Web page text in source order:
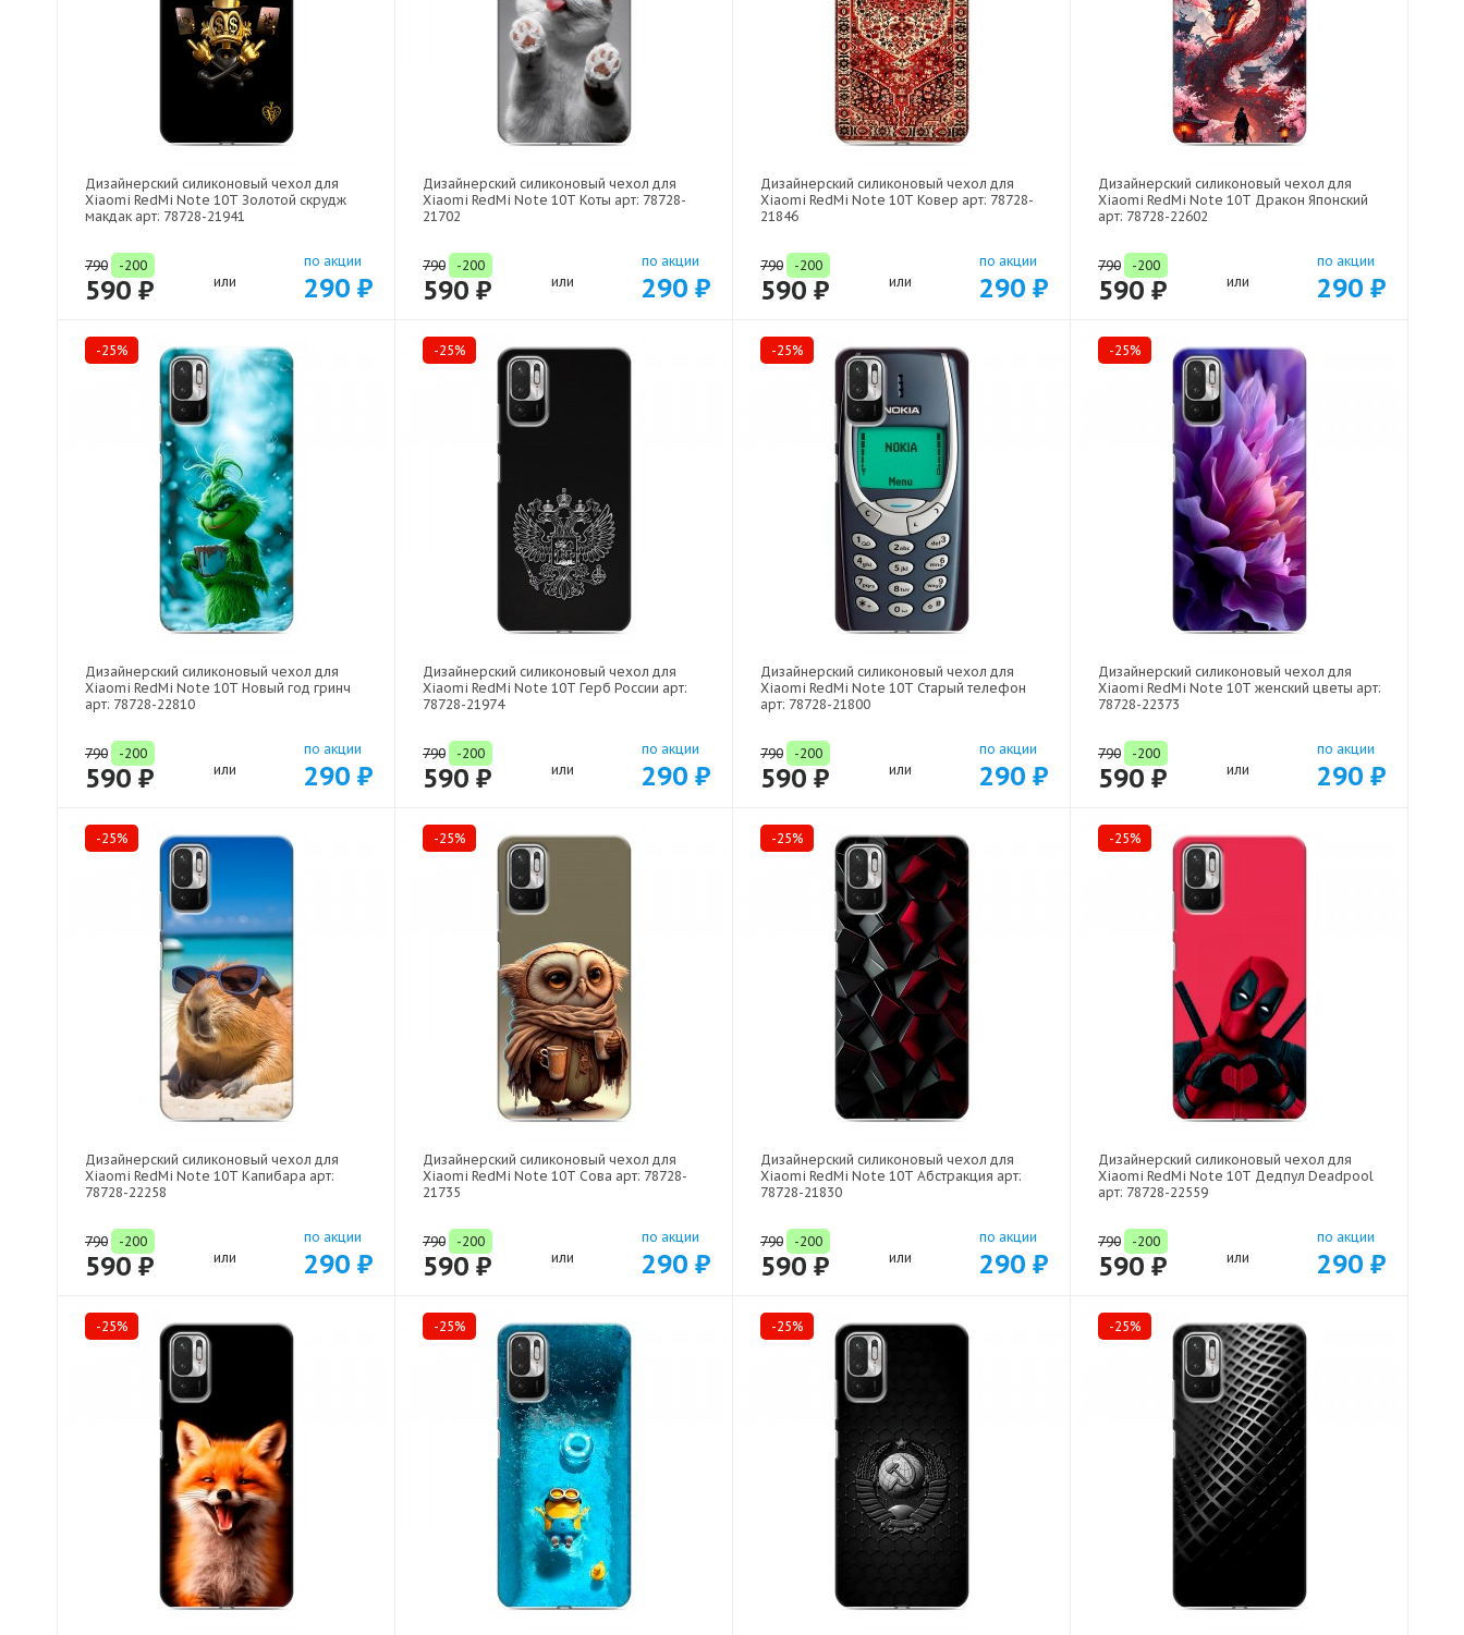
Дизайнерский силиконовый чехол для
Xiaomi RedMi Note 10T Золотой скрудж
макдак арт: 78728-21941
790 -200
590 ₽ или
по акции
290 ₽
Дизайнерский силиконовый чехол для
Xiaomi RedMi Note 10T Коты арт: 78728-
21702
790 -200
590 ₽ или
по акции
290 ₽
Дизайнерский силиконовый чехол для
Xiaomi RedMi Note 10T Ковер арт: 78728-
21846
790 -200
590 ₽ или
по акции
290 ₽
Дизайнерский силиконовый чехол для
Xiaomi RedMi Note 10T Дракон Японский
арт: 78728-22602
790 -200
590 ₽ или
по акции
290 ₽
-25%
Дизайнерский силиконовый чехол для
Xiaomi RedMi Note 10T Новый год гринч
арт: 78728-22810
790 -200
590 ₽ или
по акции
290 ₽
-25%
Дизайнерский силиконовый чехол для
Xiaomi RedMi Note 10T Герб России арт:
78728-21974
790 -200
590 ₽ или
по акции
290 ₽
-25%
Дизайнерский силиконовый чехол для
Xiaomi RedMi Note 10T Старый телефон
арт: 78728-21800
790 -200
590 ₽ или
по акции
290 ₽
-25%
Дизайнерский силиконовый чехол для
Xiaomi RedMi Note 10T женский цветы арт:
78728-22373
790 -200
590 ₽ или
по акции
290 ₽
-25%
Дизайнерский силиконовый чехол для
Xiaomi RedMi Note 10T Капибара арт:
78728-22258
790 -200
590 ₽ или
по акции
290 ₽
-25%
Дизайнерский силиконовый чехол для
Xiaomi RedMi Note 10T Сова арт: 78728-
21735
790 -200
590 ₽ или
по акции
290 ₽
-25%
Дизайнерский силиконовый чехол для
Xiaomi RedMi Note 10T Абстракция арт:
78728-21830
790 -200
590 ₽ или
по акции
290 ₽
-25%
Дизайнерский силиконовый чехол для
Xiaomi RedMi Note 10T Дедпул Deadpool
арт: 78728-22559
790 -200
590 ₽ или
по акции
290 ₽
-25% -25% -25% -25%